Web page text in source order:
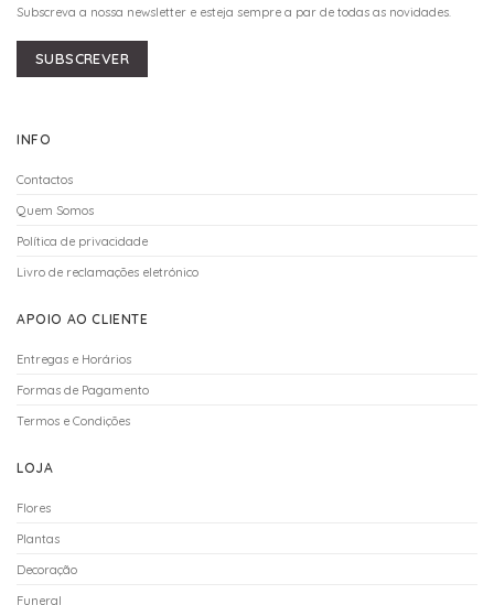
Subscreva a nossa newsletter e esteja sempre a par de todas as novidades.
SUBSCREVER
INFO
Contactos
Quem Somos
Política de privacidade
Livro de reclamações eletrónico
APOIO AO CLIENTE
Entregas e Horários
Formas de Pagamento
Termos e Condições
LOJA
Flores
Plantas
Decoração
Funeral